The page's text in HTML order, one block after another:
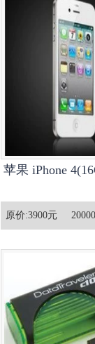
苹果 iPhone
原价:3900元 20000